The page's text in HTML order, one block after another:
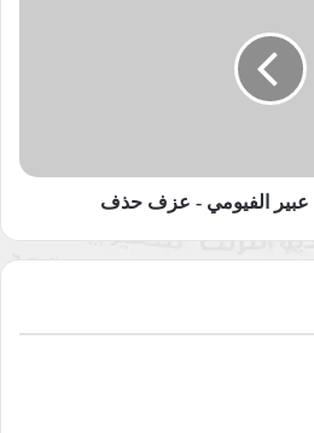
الفيومي - عزف حذف